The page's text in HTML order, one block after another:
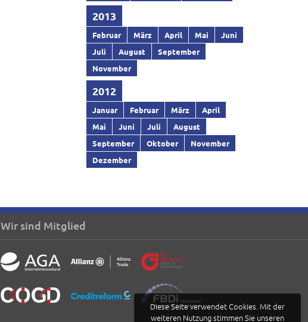
2013
Februar März April Mai
Juni
Juli
August
September
November
2012
Januar Februar März
April
Mai
Juni Juli
August
September
Oktober
November
Dezember
Wir sind Mitglied
Diese Seite verwendet Cookies. Mit der
weiteren Nutzung stimmen Sie unseren